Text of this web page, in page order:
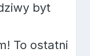
byt
To ostatni